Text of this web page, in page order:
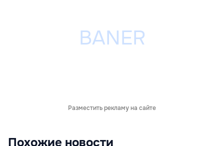
Разместить рекламу на сайте
Похожие новости